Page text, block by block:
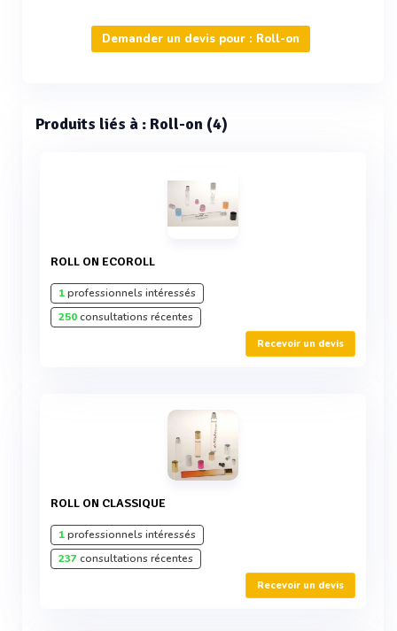
Demander un devis pour : Roll-on
Produits liés à : Roll-on (4)
ROLL ON ECOROLL
1professionnels intéressés
250consultations récentes
Recevoir un devis
ROLL ON CLASSIQUE
1professionnels intéressés
237consultations récentes
Recevoir un devis